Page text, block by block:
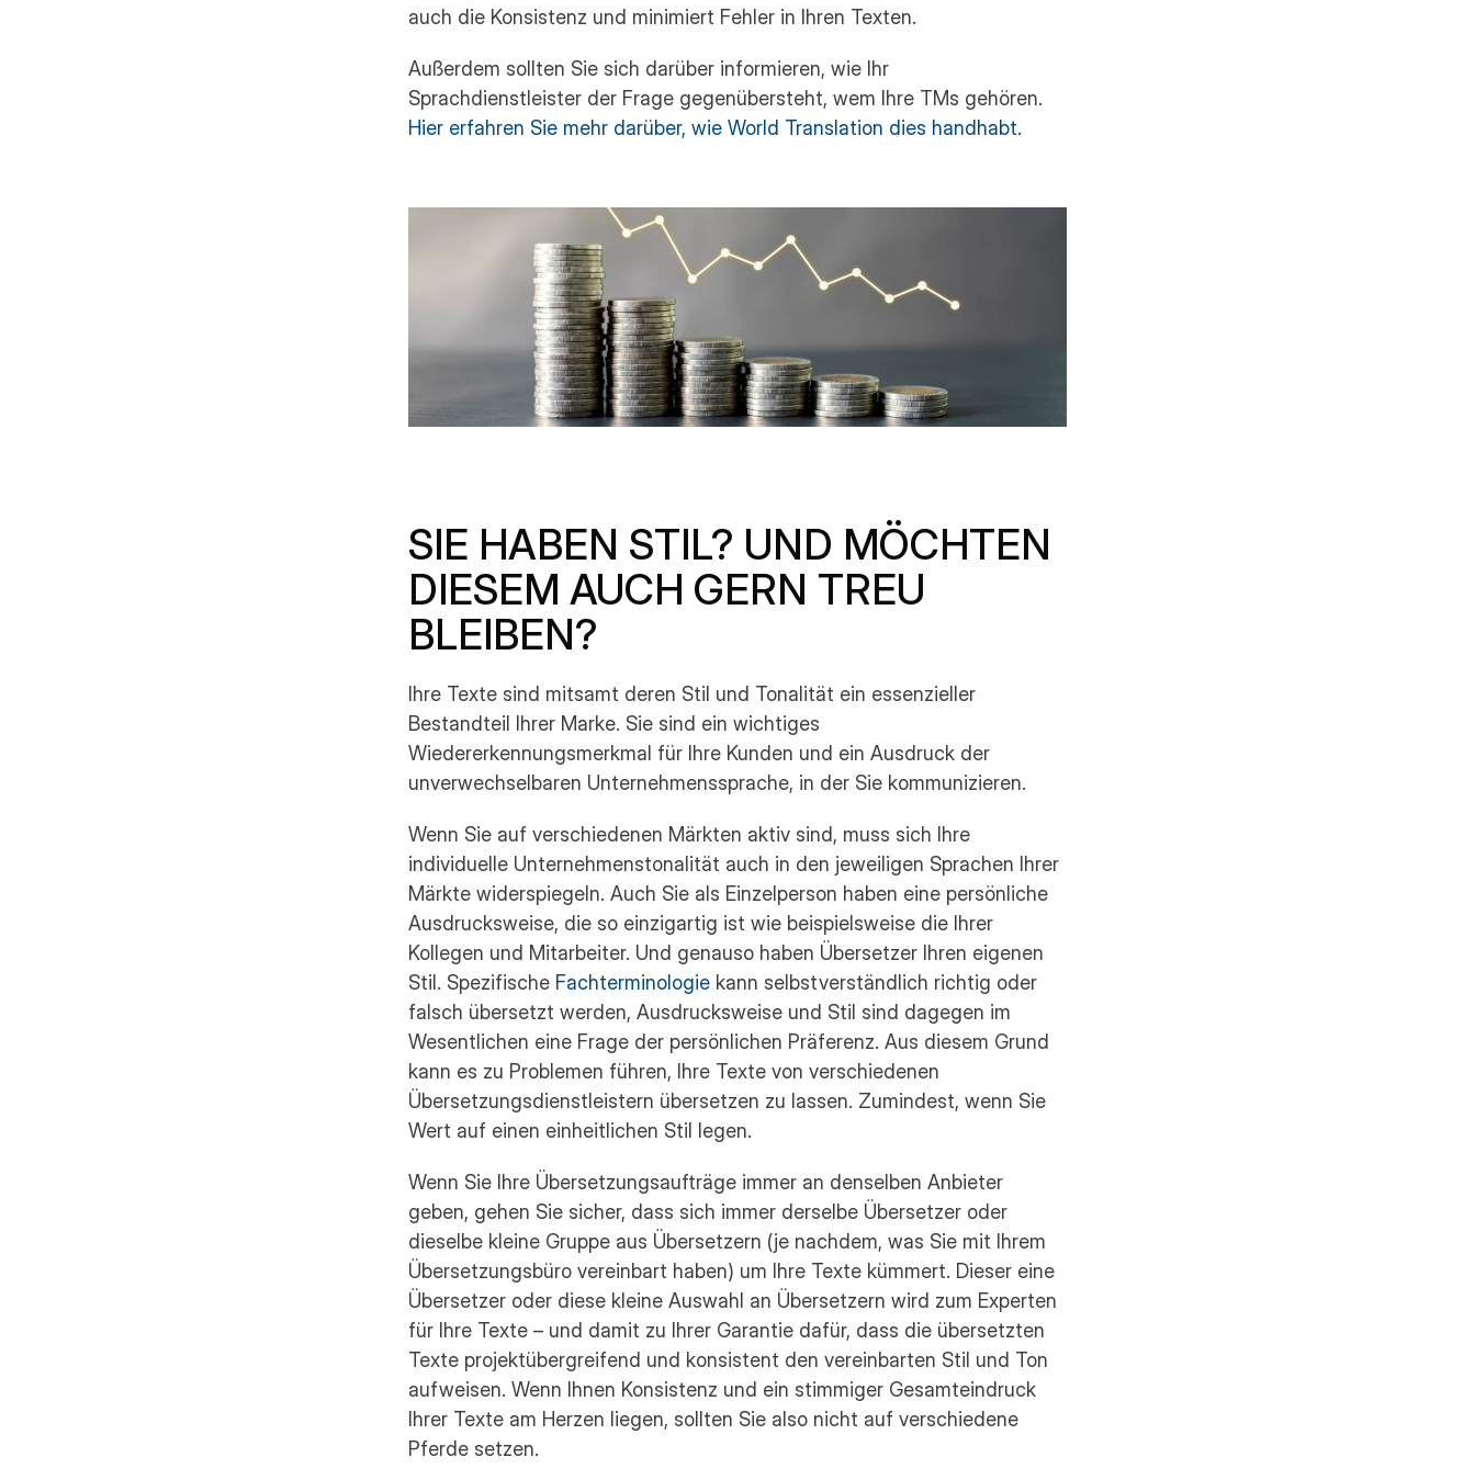
auch die Konsistenz und minimiert Fehler in Ihren Texten.
Außerdem sollten Sie sich darüber informieren, wie Ihr
Hier erfahren Sie mehr darüber, wie World Translation dies handhabt.
SIE HABEN STIL? UND MÖCHTEN
DIESEM AUCH GERN TREU
BLEIBEN?
Ihre Texte sind mitsamt deren Stil und Tonalität ein essenzieller
Bestandteil Ihrer Marke. Sie sind ein wichtiges
Wiedererkennungsmerkmal für Ihre Kunden und ein Ausdruck der
unverwechselbaren Unternehmenssprache, in der Sie kommunizieren.
Wenn Sie auf verschiedenen Märkten aktiv sind, muss sich Ihre
individuelle Unternehmenstonalität auch in den jeweiligen Sprachen Ihrer
Märkte widerspiegeln. Auch Sie als Einzelperson haben eine persönliche
Ausdrucksweise, die so einzigartig ist wie beispielsweise die Ihrer
Kollegen und Mitarbeiter. Und genauso haben Übersetzer Ihren eigenen
Stil. Spezifische Fachterminologie kann selbstverständlich richtig oder
falsch übersetzt werden, Ausdrucksweise und Stil sind dagegen im
Wesentlichen eine Frage der persönlichen Präferenz. Aus diesem Grund
kann es zu Problemen führen, Ihre Texte von verschiedenen
Übersetzungsdienstleistern übersetzen zu lassen. Zumindest, wenn Sie
Wert auf einen einheitlichen Stil legen.
Wenn Sie Ihre Übersetzungsaufträge immer an denselben Anbieter
geben, gehen Sie sicher, dass sich immer derselbe Übersetzer oder
dieselbe kleine Gruppe aus Übersetzern (je nachdem, was Sie mit Ihrem
Übersetzungsbüro vereinbart haben) um Ihre Texte kümmert. Dieser eine
Übersetzer oder diese kleine Auswahl an Übersetzern wird zum Experten
für Ihre Texte – und damit zu Ihrer Garantie dafür, dass die übersetzten
Texte projektübergreifend und konsistent den vereinbarten Stil und Ton
aufweisen. Wenn Ihnen Konsistenz und ein stimmiger Gesamteindruck
Ihrer Texte am Herzen liegen, sollten Sie also nicht auf verschiedene
Pferde setzen.